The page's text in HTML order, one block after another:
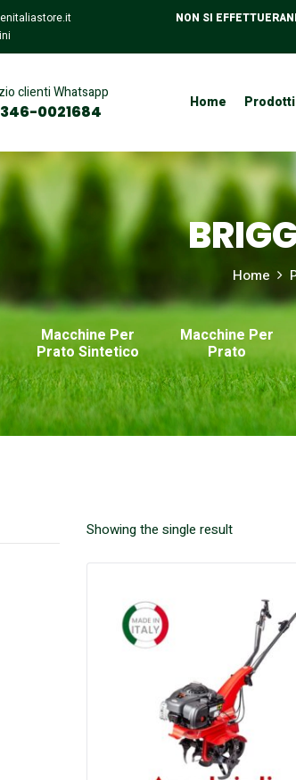
NON SI
clienti Whatsapp
0021684 Home Prodotti
Home
Macchine Per
Prato Sintetico
Macchine Per
Prato
Showing the single result